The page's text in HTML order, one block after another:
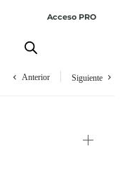
Acceso PRO
Anterior Siguiente